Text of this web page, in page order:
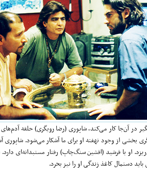
آن‌جا کار می‌کند، شاپوری (رضا رویگری) حلقه آدم‌های
بخشی از وجود نهفته او برای ما آشکار می‌شود. شاپوری
او با فرشید (افشین سنگ‌چاپ) رفتار مستبدانه‌ای دارد.
دستمال کاغذ زندگی او را نیز بخرد.